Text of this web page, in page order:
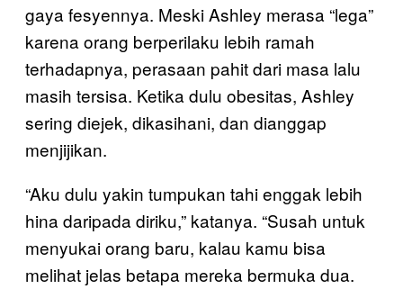
gaya fesyennya. Meski Ashley merasa “lega”
karena orang berperilaku lebih ramah
terhadapnya, perasaan pahit dari masa lalu
masih tersisa. Ketika dulu obesitas, Ashley
sering diejek, dikasihani, dan dianggap
menjijikan.
“Aku dulu yakin tumpukan tahi enggak lebih
hina daripada diriku,” katanya. “Susah untuk
menyukai orang baru, kalau kamu bisa
melihat jelas betapa mereka bermuka dua.